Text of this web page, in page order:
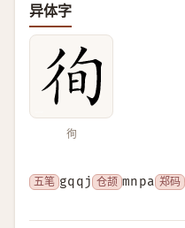
异体字
徇
五笔 gqqj 仓颉 mnpa 郑码